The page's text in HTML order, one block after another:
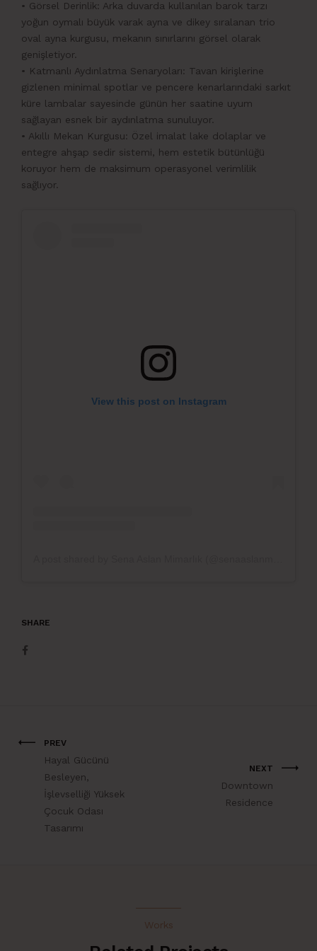
• Görsel Derinlik: Arka duvarda kullanılan barok tarzı
yoğun oymalı büyük varak ayna ve dikey sıralanan trio
oval ayna kurgusu, mekanın sınırlarını görsel olarak
genişletiyor.
• Katmanlı Aydınlatma Senaryoları: Tavan kirişlerine
gizlenen minimal spotlar ve pencere kenarlarındaki sarkıt
küre lambalar sayesinde günün her saatine uyum
sağlayan esnek bir aydınlatma sunuluyor.
• Akıllı Mekan Kurgusu: Özel imalat lake dolaplar ve
entegre ahşap sedir sistemi, hem estetik bütünlüğü
koruyor hem de maksimum operasyonel verimlilik
sağlıyor.
View this post on Instagram
SHARE
PREV
Hayal Gücünü
Besleyen,
İşlevselliği Yüksek
Çocuk Odası
Tasarımı
NEXT
Downtown
Residence
Works